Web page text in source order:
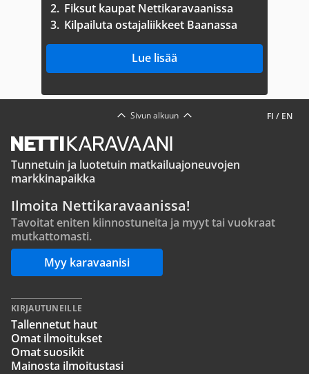
2. Fiksut kaupat Nettikaravaanissa
3. Kilpailuta ostajaliikkeet Baanassa
Lue lisää
FI / EN
Sivun alkuun
Tunnetuin ja luotetuin matkailuajoneuvojen
markkinapaikka
Ilmoita Nettikaravaanissa!
Tavoitat eniten kiinnostuneita ja myyt tai vuokraat
mutkattomasti.
Myy karavaanisi
KIRJAUTUNEILLE
Tallennetut haut
Omat ilmoitukset
Omat suosikit
Mainosta ilmoitustasi